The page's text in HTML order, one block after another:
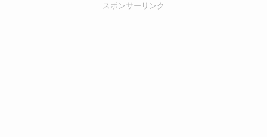
スポンサーリンク